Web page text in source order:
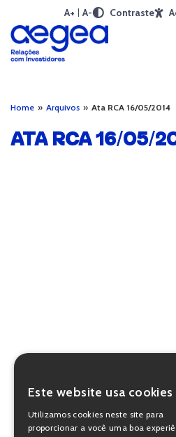
A+ A- Contraste
Home » Arquivos » Ata RCA 16/05/2014
ATA RCA 16/05/
Este website usa cookies
Utilizamos cookies neste site para
proporcionar a você uma boa